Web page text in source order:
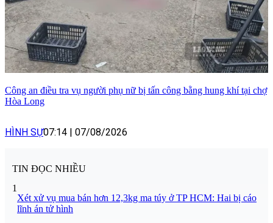
Công an điều tra vụ người phụ nữ bị tấn công bằng hung khí tại chợ
Hòa Long
HÌNH SỰ07:14 | 07/08/2026
TIN ĐỌC NHIỀU
1
Xét xử vụ mua bán hơn 12,3kg ma túy ở TP HCM: Hai bị cáo
lĩnh án tử hình